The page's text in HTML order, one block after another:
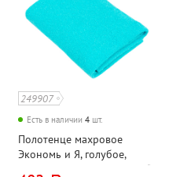
249907
Есть в наличии 4 шт.
Полотенце махровое
Экономь и Я, голубое,
90см*50см, хлопок, 350г⁄м²,